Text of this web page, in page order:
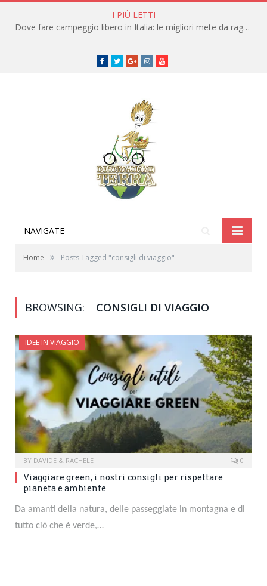
I PIÙ LETTI
Dove fare campeggio libero in Italia: le migliori mete da raggiungere in traghetto
Facebook
TwitterGoogle+instagramyoutube
NAVIGATE
Home » Posts Tagged "consigli di viaggio"
BROWSING: CONSIGLI DI VIAGGIO
IDEE IN VIAGGIO
BY DAVIDE & RACHELE 0
Viaggiare green, i nostri consigli per rispettare
pianeta e ambiente
Da amanti della natura, delle passeggiate in montagna e di
tutto ciò che è verde,…